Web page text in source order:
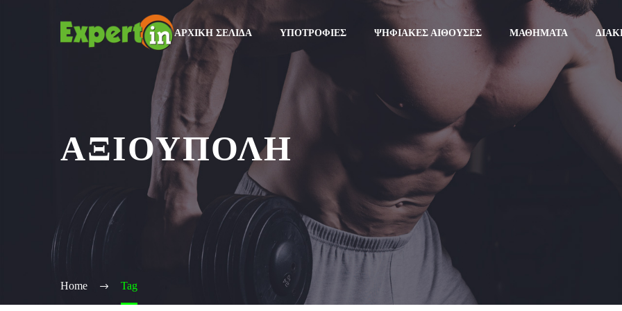
ΑΡΧΙΚΉ ΣΕΛΊΔΑ ΥΠΟΤΡΟΦΊΕΣ ΨΗΦΙΑΚΈΣ ΑΊΘΟΥΣΕΣ ΜΑΘΉΜΑΤΑ
ΑΞΙΟΥΠΟΛΗ
Home Tag